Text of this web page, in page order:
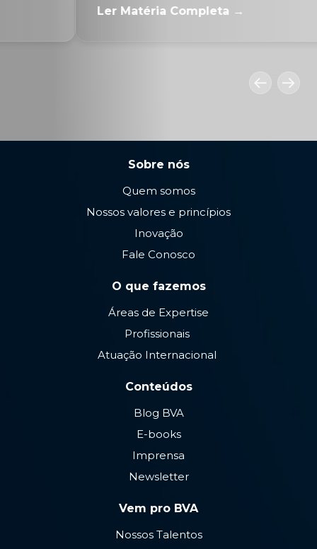
Ler Matéria Completa →
Sobre nós
Quem somos
Nossos valores e princípios
Inovação
Fale Conosco
O que fazemos
Áreas de Expertise
Profissionais
Atuação Internacional
Conteúdos
Blog BVA
E-books
Imprensa
Newsletter
Vem pro BVA
Nossos Talentos